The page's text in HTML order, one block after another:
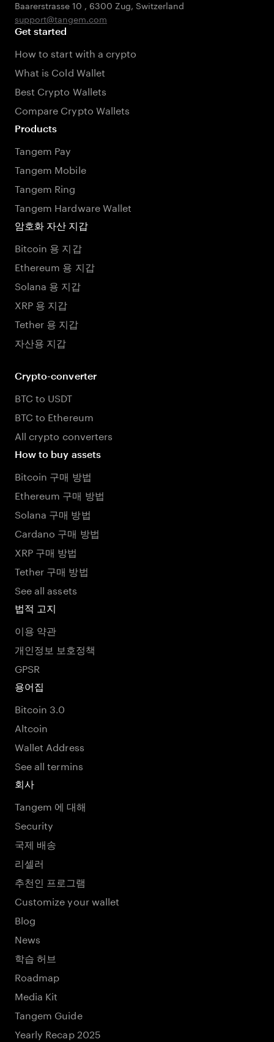
Baarerstrasse 10 , 6300 Zug, Switzerland
support@tangem.com
Get started
How to start with a crypto
What is Cold Wallet
Best Crypto Wallets
Compare Crypto Wallets
Products
Tangem Pay
Tangem Mobile
Tangem Ring
Tangem Hardware Wallet
암호화 자산 지갑
Bitcoin 용 지갑
Ethereum 용 지갑
Solana 용 지갑
XRP 용 지갑
Tether 용 지갑
자산용 지갑
Crypto-converter
BTC to USDT
BTC to Ethereum
All crypto converters
How to buy assets
Bitcoin 구매 방법
Ethereum 구매 방법
Solana 구매 방법
Cardano 구매 방법
XRP 구매 방법
Tether 구매 방법
See all assets
법적 고지
이용 약관
개인정보 보호정책
GPSR
용어집
Bitcoin 3.0
Altcoin
Wallet Address
See all termins
회사
Tangem 에 대해
Security
국제 배송
리셀러
추천인 프로그램
Customize your wallet
Blog
News
학습 허브
Roadmap
Media Kit
Tangem Guide
Yearly Recap 2025